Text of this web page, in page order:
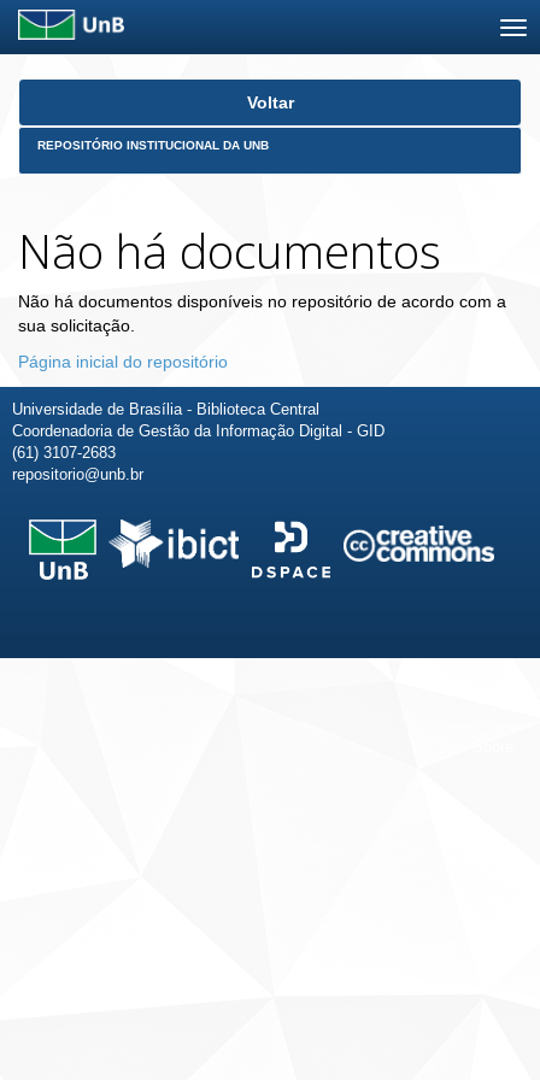
Skip
Voltar
REPOSITÓRIO INSTITUCIONAL DA UNB
Não há documentos
Não há documentos disponíveis no repositório de acordo com a
sua solicitação.
Página inicial do repositório
Universidade de Brasília - Biblioteca Central
Coordenadoria de Gestão da Informação Digital - GID
(61) 3107-2683
repositorio@unb.br